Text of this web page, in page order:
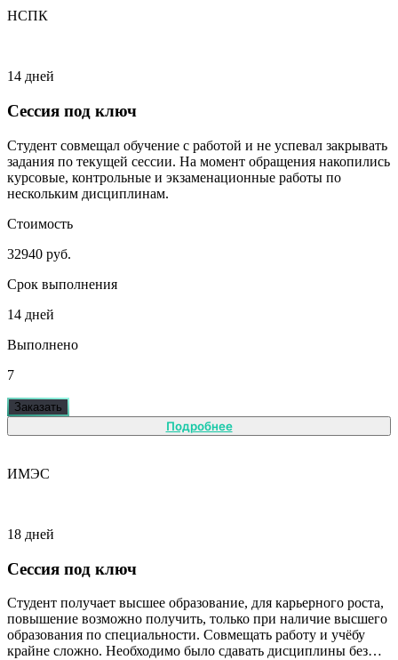
НСПК
14 дней
Сессия под ключ
Студент совмещал обучение с работой и не успевал закрывать
задания по текущей сессии. На момент обращения накопились
курсовые, контрольные и экзаменационные работы по
нескольким дисциплинам.
Стоимость
32940 руб.
Срок выполнения
14 дней
Выполнено
7
Заказать
Подробнее
ИМЭС
18 дней
Сессия под ключ
Студент получает высшее образование, для карьерного роста,
повышение возможно получить, только при наличие высшего
образования по специальности. Совмещать работу и учёбу
крайне сложно. Необходимо было сдавать дисциплины без